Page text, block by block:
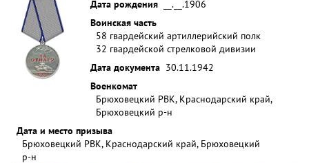
Дата рождения
__.__.1906
Воинская часть
58 гвардейский артиллерийский полк
32 гвардейской стрелковой дивизии
Дата документа 30.11.1942
Военкомат
Брюховецкий РВК, Краснодарский край,
Брюховецкий р-н
Дата и место призыва
Брюховецкий РВК, Краснодарский край, Брюховецкий
р-н